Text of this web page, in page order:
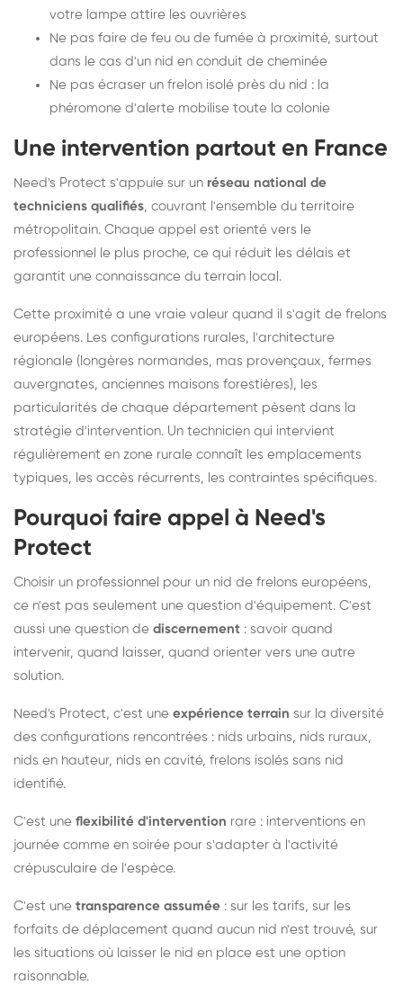
votre lampe attire les ouvrières
Ne pas faire de feu ou de fumée à proximité, surtout
dans le cas d'un nid en conduit de cheminée
Ne pas écraser un frelon isolé près du nid : la
phéromone d'alerte mobilise toute la colonie
Une intervention partout en France
Need's Protect s'appuie sur un réseau national de
techniciens qualifiés, couvrant l'ensemble du territoire
métropolitain. Chaque appel est orienté vers le
professionnel le plus proche, ce qui réduit les délais et
garantit une connaissance du terrain local.
Cette proximité a une vraie valeur quand il s'agit de frelons
européens. Les configurations rurales, l'architecture
régionale (longères normandes, mas provençaux, fermes
auvergnates, anciennes maisons forestières), les
particularités de chaque département pèsent dans la
stratégie d'intervention. Un technicien qui intervient
régulièrement en zone rurale connaît les emplacements
typiques, les accès récurrents, les contraintes spécifiques.
Pourquoi faire appel à Need's
Protect
Choisir un professionnel pour un nid de frelons européens,
ce n'est pas seulement une question d'équipement. C'est
aussi une question de discernement : savoir quand
intervenir, quand laisser, quand orienter vers une autre
solution.
Need's Protect, c'est une expérience terrain sur la diversité
des configurations rencontrées : nids urbains, nids ruraux,
nids en hauteur, nids en cavité, frelons isolés sans nid
identifié.
C'est une flexibilité d'intervention rare : interventions en
journée comme en soirée pour s'adapter à l'activité
crépusculaire de l'espèce.
C'est une transparence assumée : sur les tarifs, sur les
forfaits de déplacement quand aucun nid n'est trouvé, sur
les situations où laisser le nid en place est une option
raisonnable.